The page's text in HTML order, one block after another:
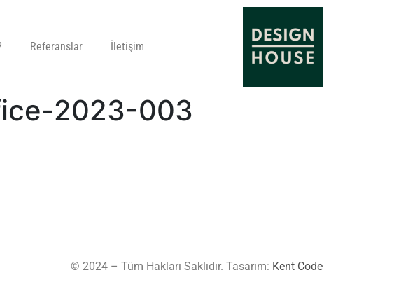
Referanslar İletişim
2023-003
© 2024 – Tüm Hakları Saklıdır. Tasarım: Kent Code